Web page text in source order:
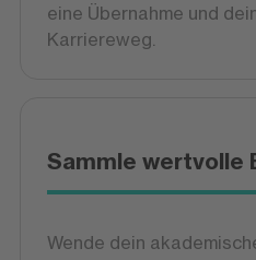
eine Übernahme und
Karriereweg.
Sammle wertvolle
Wende dein